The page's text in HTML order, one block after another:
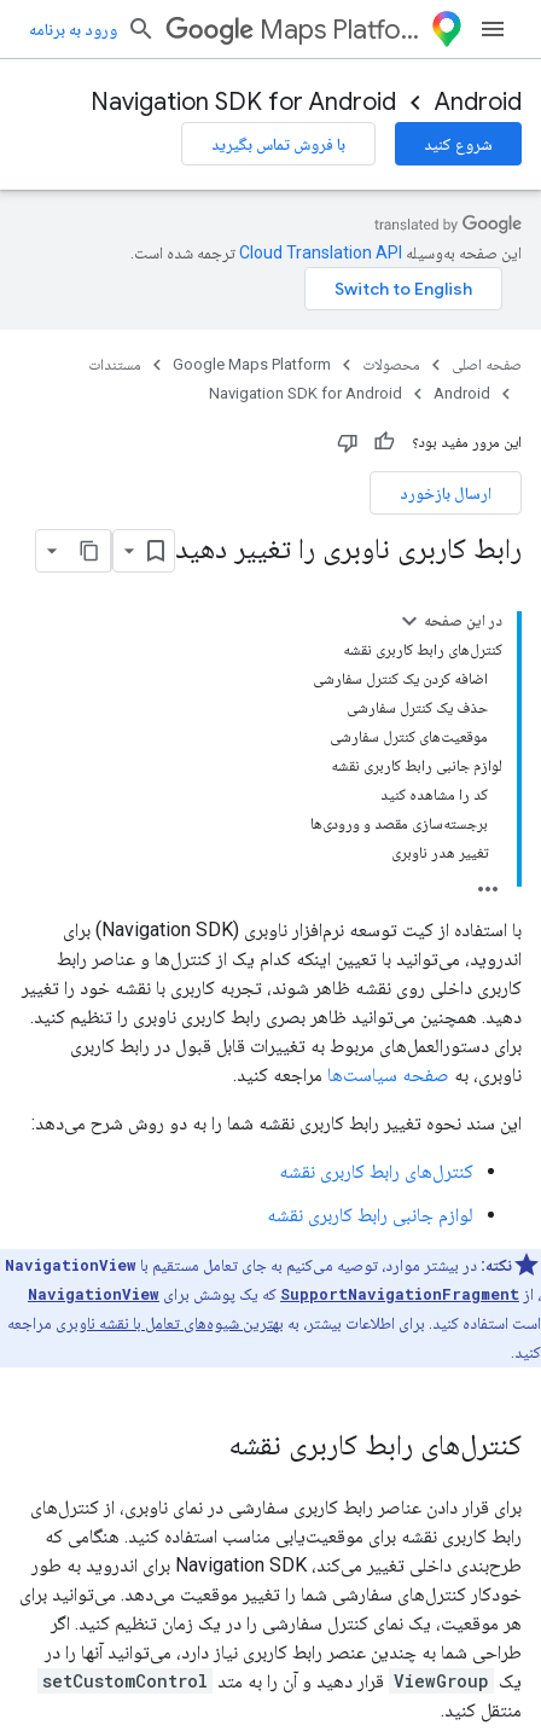
Maps Platform ورود به برنامه
Android
Navigation SDK for Android
شروع کنید با فروش تماس بگیرید
این صفحه به‌وسیله ترجمه شده است.
صفحه اصلی محصولات Google Maps Platform
مستندات
Android
Navigation SDK for Android
این مرور مفید بود؟
ارسال بازخورد
رابط کاربری ناوبری را تغییر دهید
در این صفحه
کنترل‌های رابط کاربری نقشه
اضافه کردن یک کنترل سفارشی
حذف یک کنترل سفارشی
موقعیت‌های کنترل سفارشی
لوازم جانبی رابط کاربری نقشه
کد را مشاهده کنید
برجسته‌سازی مقصد و ورودی‌ها
تغییر هدر ناوبری
با استفاده از کیت توسعه نرم‌افزار ناوبری (Navigation SDK) برای
اندروید، می‌توانید با تعیین اینکه کدام یک از کنترل‌ها و عناصر رابط
کاربری داخلی روی نقشه ظاهر شوند، تجربه کاربری با نقشه خود را تغییر
دهید. همچنین می‌توانید ظاهر بصری رابط کاربری ناوبری را تنظیم کنید.
برای دستورالعمل‌های مربوط به تغییرات قابل قبول در رابط کاربری
ناوبری، به صفحه سیاست‌ها مراجعه کنید.
این سند نحوه تغییر رابط کاربری نقشه شما را به دو روش شرح می‌دهد:
کنترل‌های رابط کاربری نقشه
لوازم جانبی رابط کاربری نقشه
نکته: در بیشتر موارد، توصیه می‌کنیم به جای تعامل مستقیم با NavigationView
، از SupportNavigationFragment که یک پوشش برای NavigationView
است استفاده کنید. برای اطلاعات بیشتر، به بهترین شیوه‌های تعامل با نقشه ناوبری مراجعه
کنید.
کنترل‌های رابط کاربری نقشه
برای قرار دادن عناصر رابط کاربری سفارشی در نمای ناوبری، از کنترل‌های
رابط کاربری نقشه برای موقعیت‌یابی مناسب استفاده کنید. هنگامی که
طرح‌بندی داخلی تغییر می‌کند، Navigation SDK برای اندروید به طور
خودکار کنترل‌های سفارشی شما را تغییر موقعیت می‌دهد. می‌توانید برای
هر موقعیت، یک نمای کنترل سفارشی را در یک زمان تنظیم کنید. اگر
طراحی شما به چندین عنصر رابط کاربری نیاز دارد، می‌توانید آنها را در
یک ViewGroup قرار دهید و آن را به متد setCustomControl
منتقل کنید.